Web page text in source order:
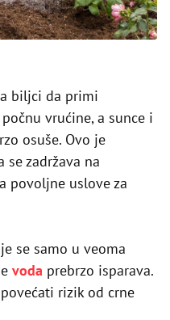
biljci da primi
vrućine, a sunce i
osuše. Ovo je
se zadržava na
povoljne uslove za
se samo u veoma
voda prebrzo isparava.
rizik od crne